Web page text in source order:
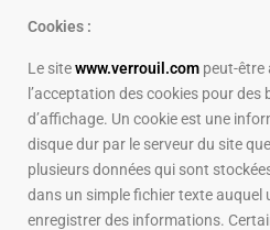
Cookies :
Le sitewww.verrouil.com peut-être
l’acceptation des cookies pour
d’affichage. Un cookie est une
disque dur par le serveur du site
plusieurs données qui sont
dans un simple fichier texte auquel
enregistrer des informations.